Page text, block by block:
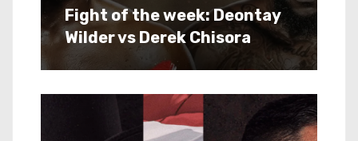
Fight of the week: Deontay
Wilder vs Derek Chisora